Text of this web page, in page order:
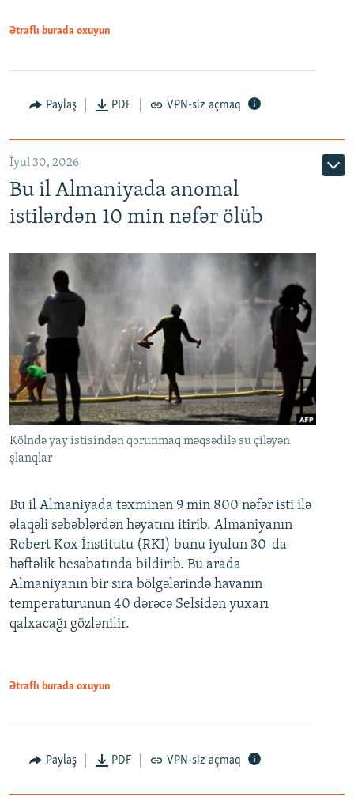
Ətraflı burada oxuyun
Paylaş PDF VPN-siz açmaq
İyul 30, 2026
Bu il Almaniyada anomal
istilərdən 10 min nəfər ölüb
Kölndə yay istisindən qorunmaq məqsədilə su çiləyən
şlanqlar
Bu il Almaniyada təxminən 9 min 800 nəfər isti ilə
əlaqəli səbəblərdən həyatını itirib. Almaniyanın
Robert Kox İnstitutu (RKI) bunu iyulun 30-da
həftəlik hesabatında bildirib. Bu arada
Almaniyanın bir sıra bölgələrində havanın
temperaturunun 40 dərəcə Selsidən yuxarı
qalxacağı gözlənilir.
Ətraflı burada oxuyun
Paylaş PDF VPN-siz açmaq